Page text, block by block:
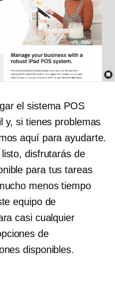
el sistema POS
y, si tienes problemas
aquí para ayudarte.
disfrutarás de
para tus tareas
menos tiempo
equipo de
casi cualquier
de
disponibles.